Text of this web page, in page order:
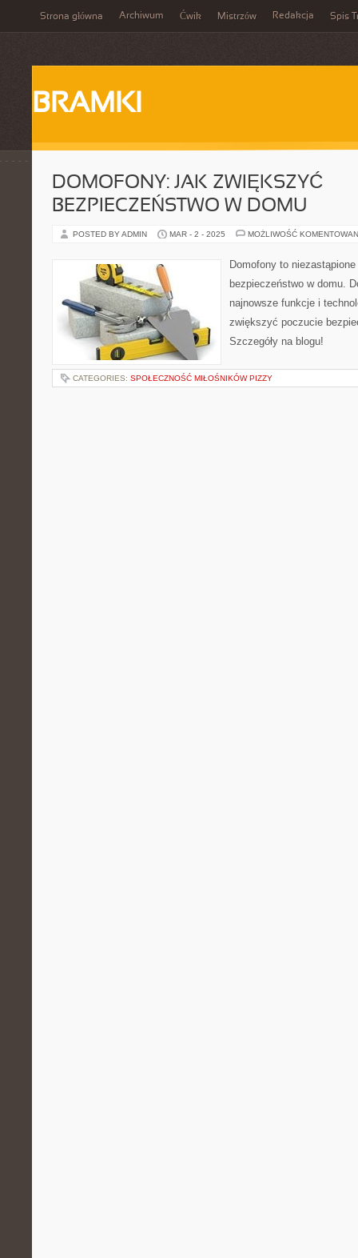
Strona główna Archiwum Ćwik Mistrzów Redakcja Spis
BRAMKI
DOMOFONY: JAK ZWIĘKSZYĆ
BEZPIECZEŃSTWO W DOMU
POSTED BY ADMIN MAR - 2 - 2025 MOŻLIWOŚĆ
Domofony to
bezpieczeństwo w domu.
najnowsze funkcje i
zwiększyć poczucie
Szczegóły na blogu!
CATEGORIES: SPOŁECZNOŚĆ MIŁOŚNIKÓW PIZZY